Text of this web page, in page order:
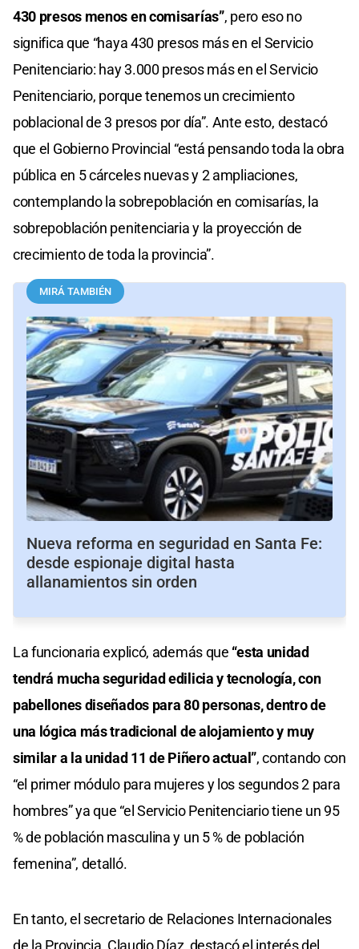
430 presos menos en comisarías”, pero eso no
significa que “haya 430 presos más en el Servicio
Penitenciario: hay 3.000 presos más en el Servicio
Penitenciario, porque tenemos un crecimiento
poblacional de 3 presos por día”. Ante esto, destacó
que el Gobierno Provincial “está pensando toda la obra
pública en 5 cárceles nuevas y 2 ampliaciones,
contemplando la sobrepoblación en comisarías, la
sobrepoblación penitenciaria y la proyección de
crecimiento de toda la provincia”.
MIRÁ TAMBIÉN
Nueva reforma en seguridad en Santa Fe:
desde espionaje digital hasta
allanamientos sin orden
La funcionaria explicó, además que “esta unidad
tendrá mucha seguridad edilicia y tecnología, con
pabellones diseñados para 80 personas, dentro de
una lógica más tradicional de alojamiento y muy
similar a la unidad 11 de Piñero actual”, contando con
“el primer módulo para mujeres y los segundos 2 para
hombres” ya que “el Servicio Penitenciario tiene un 95
% de población masculina y un 5 % de población
femenina”, detalló.
En tanto, el secretario de Relaciones Internacionales